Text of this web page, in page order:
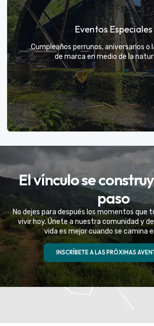
Formación y talleres
Aprende de expertos a ser el mejor
propio explorador
VER MÁS
Eventos Especiales
Cumpleaños perrunos, aniversarios o
de marca en medio de la
Eventos Especiales
Celebramos la vida de tu mejor
experiencia fuera de
VER MÁS
El vínculo se
paso
No dejes para después los momentos que
vivir hoy. Únete a nuestra comunidad y
vida es mejor cuando se camina
INSCRÍBETE A LAS PRÓXIMAS